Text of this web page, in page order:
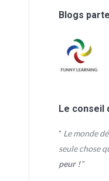
Blogs
Le conseil
" Le monde
seule chose
peur !"